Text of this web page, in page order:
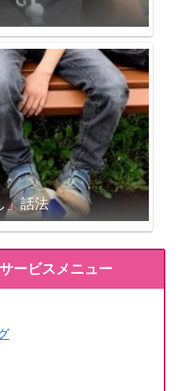
」話法
ービスメニュー